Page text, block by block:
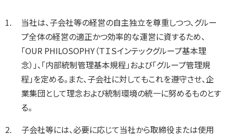
当社は、子会社等の経営の自主独立を尊重しつつ、グルー
プ全体の経営の適正かつ効率的な運営に資するため、
「OUR PHILOSOPHY（ＴＩＳインテックグループ基本理
念）」、「内部統制管理基本規程」および「グループ管理規
程」を定める。また、子会社に対してもこれを遵守させ、企
業集団として理念および統制環境の統一に努めるものとす
る。
子会社等には、必要に応じて当社から取締役または使用